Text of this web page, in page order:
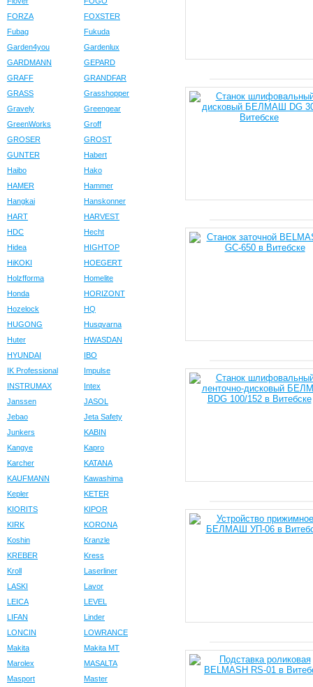
FORZA
FOXSTER
Fubag
Fukuda
Garden4you
Gardenlux
GARDMANN
GEPARD
GRAFF
GRANDFAR
GRASS
Grasshopper
Gravely
Greengear
GreenWorks
Groff
GROSER
GROST
GUNTER
Habert
Haibo
Hako
HAMER
Hammer
Hangkai
Hanskonner
HART
HARVEST
HDC
Hecht
Hidea
HIGHTOP
HiKOKI
HOEGERT
Holzfforma
Homelite
Honda
HORIZONT
Hozelock
HQ
HUGONG
Husqvarna
Huter
HWASDAN
HYUNDAI
IBO
IK Professional
Impulse
INSTRUMAX
Intex
Janssen
JASOL
Jebao
Jeta Safety
Junkers
KABIN
Kangye
Kapro
Karcher
KATANA
KAUFMANN
Kawashima
Kepler
KETER
KIORITS
KIPOR
KIRK
KORONA
Koshin
Kranzle
KREBER
Kress
Kroll
Laserliner
LASKI
Lavor
LEICA
LEVEL
LIFAN
Linder
LONCIN
LOWRANCE
Makita
Makita MT
Marolex
MASALTA
Masport
Master